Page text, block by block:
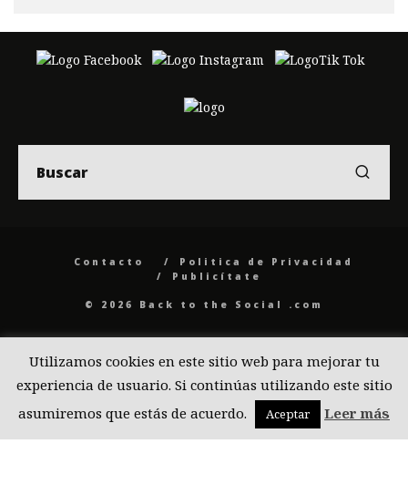
Contacto
Politica de Privacidad
Publicítate
© 2026 Back to the Social .com
Utilizamos cookies en este sitio web para mejorar tu
experiencia de usuario. Si continúas utilizando este sitio
asumiremos que estás de acuerdo.
Aceptar Leer más